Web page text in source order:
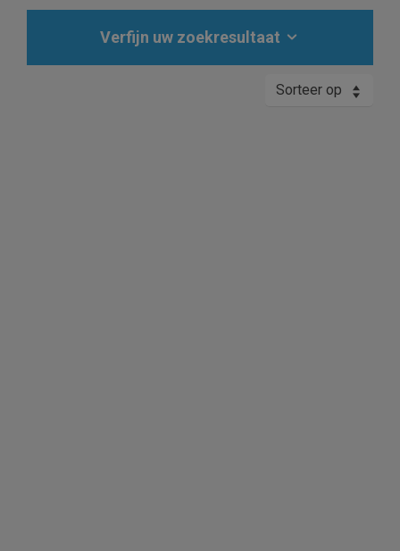
Verfijn uw zoekresultaat
Sorteer op